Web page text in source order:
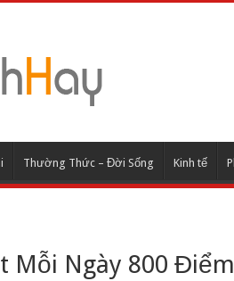
Thường Thức – Đời Sống Kinh tế
Mỗi Ngày 800